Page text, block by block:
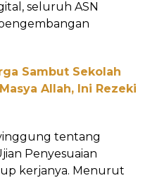
seluruh ASN
Sambut Sekolah
Allah, Ini Rezeki
tentang
Penyesuaian
kerjanya. Menurut